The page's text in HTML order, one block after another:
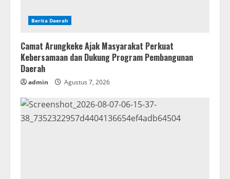
Berita Daerah
Camat Arungkeke Ajak Masyarakat Perkuat
Kebersamaan dan Dukung Program Pembangunan
Daerah
admin Agustus 7, 2026